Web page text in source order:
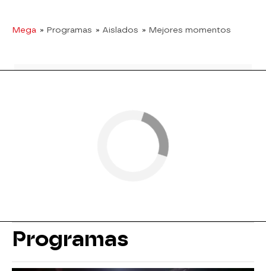
Mega » Programas » Aislados » Mejores momentos
Programas